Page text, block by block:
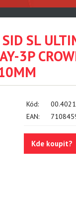
SL
3P
Kód:
EAN:
Kde koupit?